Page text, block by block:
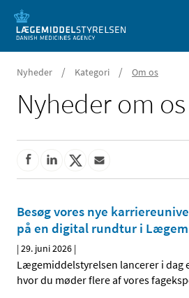
Nyheder / Kategori / Om os
Nyheder om os
Besøg vores nye
på en digital rundtur i
|29. juni 2026 |
Lægemiddelstyrelsen lancerer i dag
hvor du møder flere af vores